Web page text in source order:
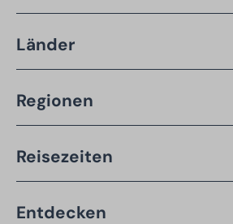
Länder
Regionen
Reisezeiten
Entdecken